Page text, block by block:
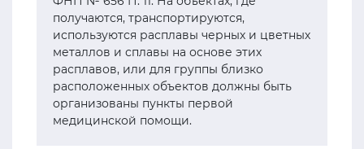
получаются, транспортируются,
используются расплавы черных и цветных
металлов и сплавы на основе этих
расплавов, или для группы близко
расположенных объектов должны быть
организованы пункты первой
медицинской помощи.